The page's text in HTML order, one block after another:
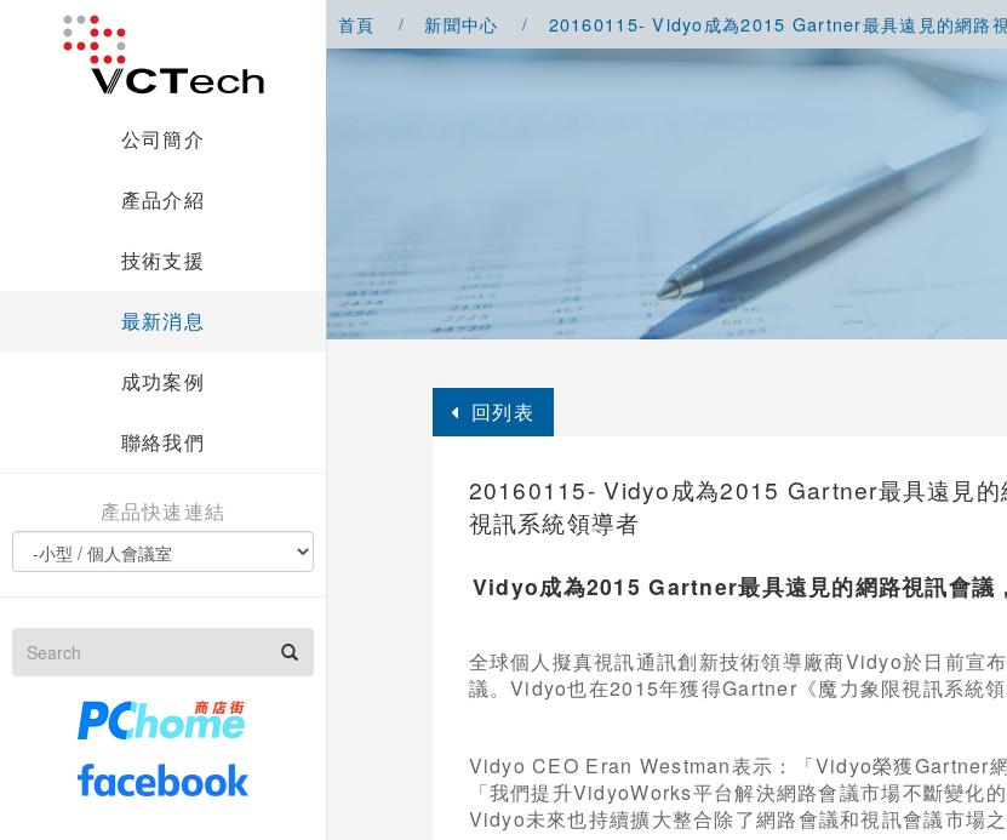
公司簡介
產品介紹
技術支援
最新消息
成功案例
聯絡我們
產品快速連結
首頁 新聞中心 20160115- Vidyo成為2015 Gartner最具遠見的網路
回列表
20160115- Vidyo成為2015 Gartner最具遠見的
視訊系統領導者
Vidyo成為2015 Gartner最具遠見的網路視訊會
全球個人擬真視訊通訊創新技術領導廠商Vidyo於日前宣
議。Vidyo也在2015年獲得Gartner《魔力象限視訊系統
Vidyo CEO Eran Westman表示：「Vidyo榮獲Gartner
「我們提升VidyoWorks平台解決網路會議市場不斷變化
Vidyo未來也持續擴大整合除了網路會議和視訊會議市場之